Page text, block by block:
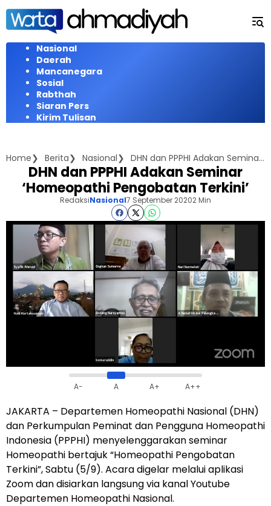
Langsung
konten
Nasional
Daerah
Mancanegara
Sosial
Rabthah
Siaran Pers
Kirim Tulisan
Home Berita Nasional DHN dan PPPHI Adakan Seminar 'Homeopathi Pengobatan Terkini'
DHN dan PPPHI Adakan Seminar
‘Homeopathi Pengobatan Terkini’
RedaksiNasional7 September 20202 Min
A- A A+ A++
JAKARTA – Departemen Homeopathi Nasional (DHN)
dan Perkumpulan Peminat dan Pengguna Homeopathi
Indonesia (PPPHI) menyelenggarakan seminar
Homeopathi bertajuk “Homeopathi Pengobatan
Terkini”, Sabtu (5/9). Acara digelar melalui aplikasi
Zoom dan disiarkan langsung via kanal Youtube
Departemen Homeopathi Nasional.